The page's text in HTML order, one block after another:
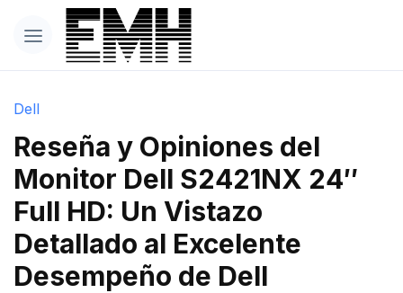
Dell
Reseña y Opiniones del
Monitor Dell S2421NX 24″
Full HD: Un Vistazo
Detallado al Excelente
Desempeño de Dell